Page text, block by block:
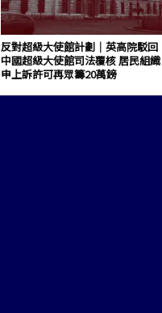
反對超級大使館計劃｜英高院駁回
中國超級大使館司法覆核 居民組織
申上訴許可再眾籌20萬鎊